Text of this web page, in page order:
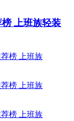
上班族轻装